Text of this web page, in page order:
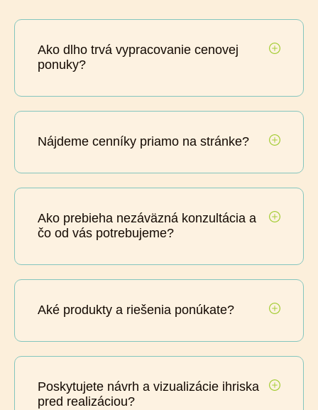
Ako dlho trvá vypracovanie cenovej
ponuky?
Nájdeme cenníky priamo na stránke?
Ako prebieha nezáväzná konzultácia a
čo od vás potrebujeme?
Aké produkty a riešenia ponúkate?
Poskytujete návrh a vizualizácie ihriska
pred realizáciou?